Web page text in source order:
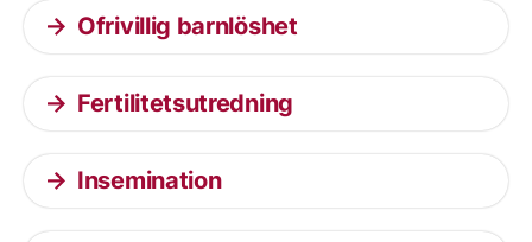
Ofrivillig barnlöshet
Fertilitetsutredning
Insemination